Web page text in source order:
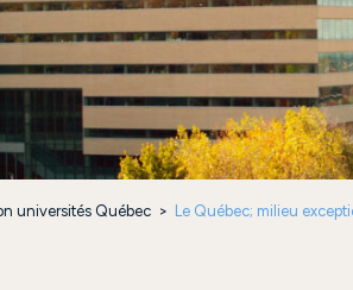
universités Québec> Le Québec; milieu